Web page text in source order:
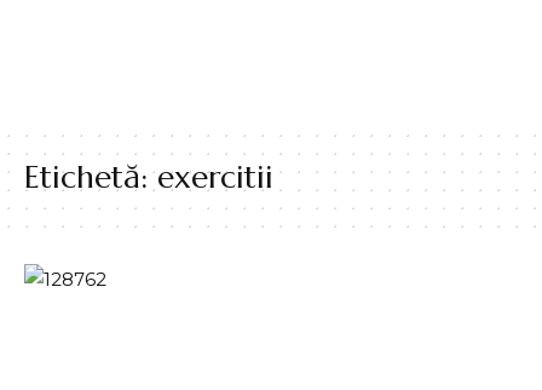
Etichetă:exercitii